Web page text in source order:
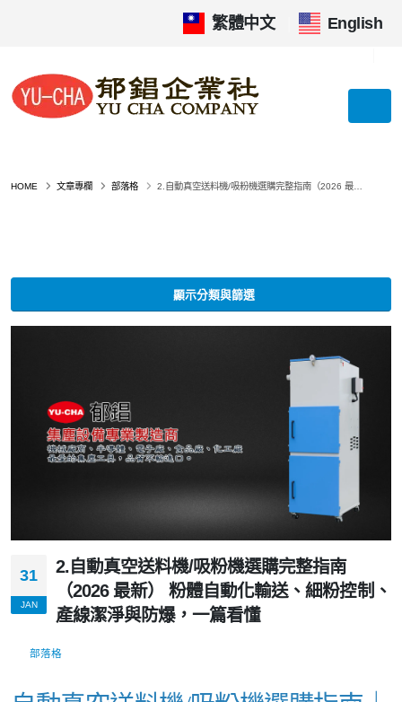
繁體中文 English
HOME 文章專欄 部落格 2.自動真空送料機/吸粉機選購完整指南（2026 最新） 粉體自動化輸送、細粉控制、產線潔淨與防爆，一篇看懂
顯示分類與篩選
31
JAN
2.自動真空送料機/吸粉機選購完整指南
（2026 最新） 粉體自動化輸送、細粉控制、
產線潔淨與防爆，一篇看懂
部落格